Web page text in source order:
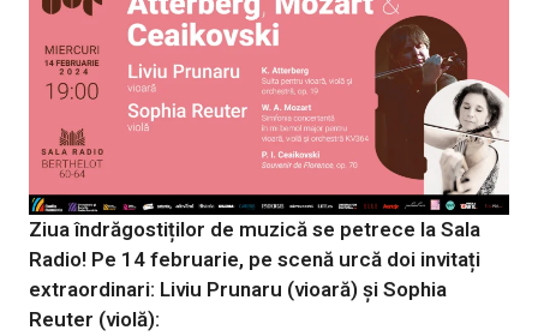
Ziua îndrăgostiților de muzică se petrece la Sala
Radio! Pe 14 februarie, pe scenă urcă doi invitați
extraordinari: Liviu Prunaru (vioară) și Sophia
Reuter (violă):